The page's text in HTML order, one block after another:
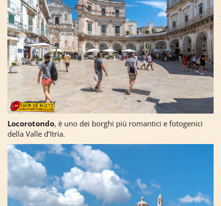
Locorotondo, è uno dei borghi più romantici e fotogenici
della Valle d’Itria.